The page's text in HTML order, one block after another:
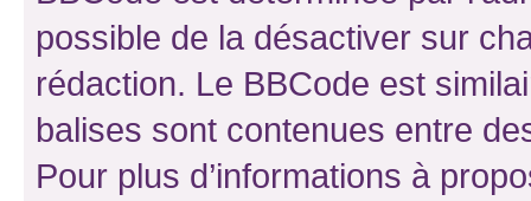
possible de la désactiver sur
rédaction. Le BBCode est
balises sont contenues entre
Pour plus d’informations à